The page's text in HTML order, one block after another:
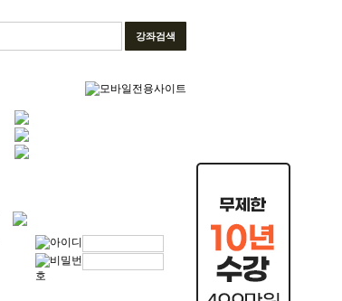
강좌검색